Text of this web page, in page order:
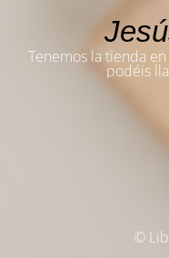
Tenemos la tienda en
podéis
©